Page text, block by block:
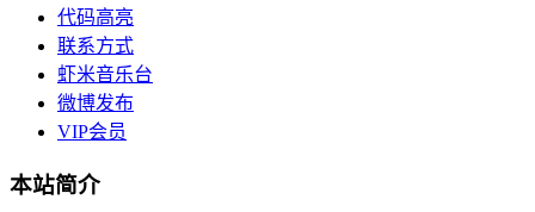
代码高亮
联系方式
虾米音乐台
微博发布
VIP会员
本站简介